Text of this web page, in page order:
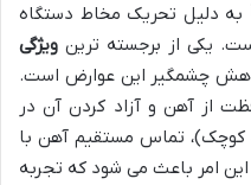
به دلیل تحریک مخاط دستگاه
یکی از برجسته ترین ویژگی
چشمگیر این عوارض است.
از آهن و آزاد کردن آن در
تماس مستقیم آهن با
امر باعث می شود که تجربه